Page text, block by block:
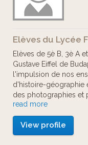
Elèves du Lycée
Elèves de 5è B, 3è A
Gustave Eiffel de
l'impulsion de nos
d'histoire-géographie
des photographies et
exposition du
ont été traduits, puis
read more
View profile